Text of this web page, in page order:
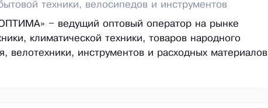
техники, велосипедов и инструментов
– ведущий оптовый оператор на рынке
климатической техники, товаров народного
велотехники, инструментов и расходных материалов